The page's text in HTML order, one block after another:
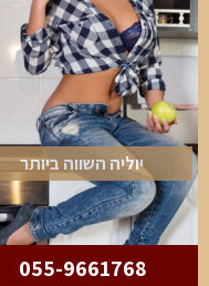
יוליה השווה ביותר
055-9661768